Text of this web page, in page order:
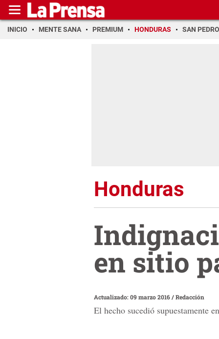
INICIO MENTE SANA PREMIUM HONDURAS SAN PEDRO
Honduras
en sitio
Actualizado: 09 marzo 2016/Redacción
El hecho sucedió supuestamente